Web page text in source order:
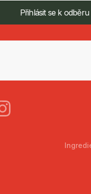
Přihlásit se k odběru